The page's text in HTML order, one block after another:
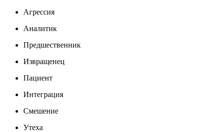
Агрессия
Аналитик
Предшественник
Извращенец
Пациент
Интеграция
Смешение
Утеха